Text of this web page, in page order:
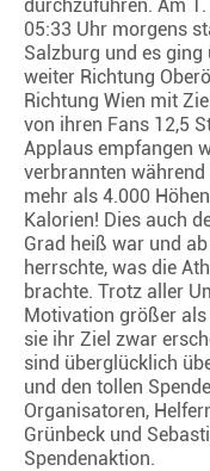
durchzuführen. Am
05:33 Uhr morgens
Salzburg und es
weiter Richtung
Richtung Wien mit
von ihren Fans 12,5
Applaus empfangen
verbrannten
mehr als 4.000
Kalorien! Dies auch
Grad heiß war und
herrschte, was die
brachte. Trotz aller
Motivation größer als
sie ihr Ziel zwar
sind überglücklich
und den tollen
Organisatoren,
Grünbeck und
Spendenaktion.